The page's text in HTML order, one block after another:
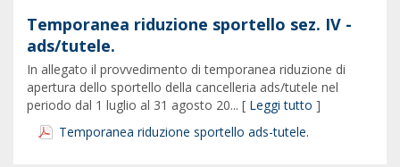
Temporanea riduzione sportello sez. IV -
ads/tutele.
In allegato il provvedimento di temporanea riduzione di
apertura dello sportello della cancelleria ads/tutele nel
periodo dal 1 luglio al 31 agosto 20... [ Leggi tutto ]
Temporanea riduzione sportello ads-tutele.